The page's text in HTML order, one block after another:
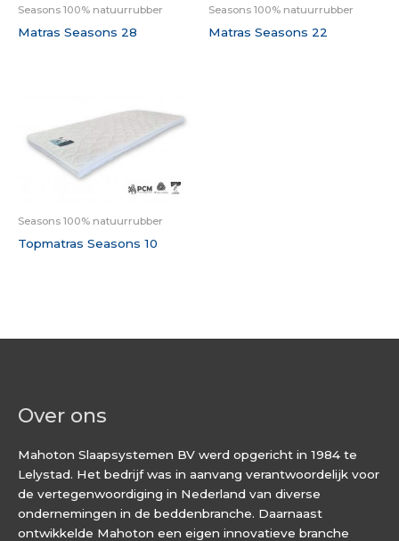
Seasons 100% natuurrubber
Matras Seasons 28
Seasons 100% natuurrubber
Matras Seasons 22
Seasons 100% natuurrubber
Topmatras Seasons 10
Over ons
Mahoton Slaapsystemen BV werd opgericht in 1984 te
Lelystad. Het bedrijf was in aanvang verantwoordelijk voor
de vertegenwoordiging in Nederland van diverse
ondernemingen in de beddenbranche. Daarnaast
ontwikkelde Mahoton een eigen innovatieve branche